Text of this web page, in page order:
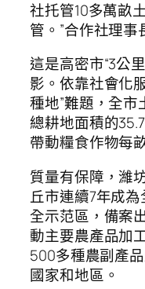
社托管10多萬畝
管。”合作社理事
這是高密市“3公
影。依靠社會化
種地”難題，全
總耕地面積的
帶動糧食作物每
質量有保障，濰
丘市連續7年成
全示范區，備案
動主要農產品加
500多種農副產
國家和地區。